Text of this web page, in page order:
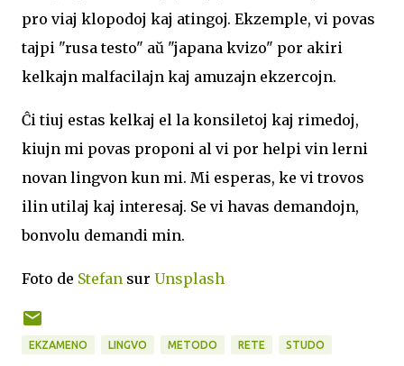
pro viaj klopodoj kaj atingoj. Ekzemple, vi povas
tajpi "rusa testo" aŭ "japana kvizo" por akiri
kelkajn malfacilajn kaj amuzajn ekzercojn.
Ĉi tiuj estas kelkaj el la konsiletoj kaj rimedoj,
kiujn mi povas proponi al vi por helpi vin lerni
novan lingvon kun mi. Mi esperas, ke vi trovos
ilin utilaj kaj interesaj. Se vi havas demandojn,
bonvolu demandi min.
Foto de Stefan sur Unsplash
EKZAMENO LINGVO METODO RETE STUDO